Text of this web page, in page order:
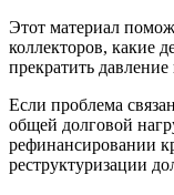
Этот материал
коллекторов, какие
прекратить
Если проблема
общей долговой
рефинансировании
реструктуризации